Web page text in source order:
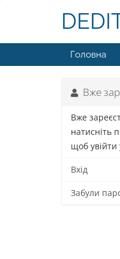
Головна
Вже
Вже
натисніть
щоб увійти
Вхід
Забули